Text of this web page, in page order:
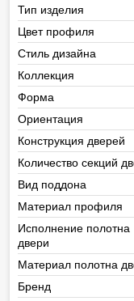
Тип изделия
Цвет профиля
Стиль дизайна
Коллекция
Форма
Ориентация
Конструкция дверей
Количество секций
Вид поддона
Материал профиля
Исполнение полотна
двери
Материал полотна
Бренд